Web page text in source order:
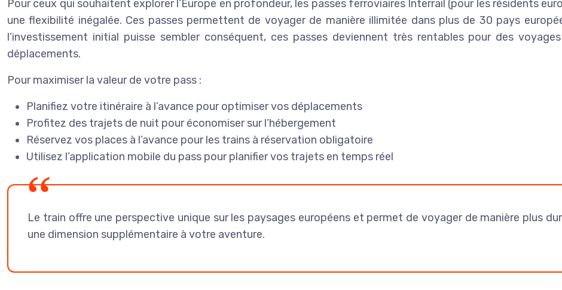
Pour ceux qui souhaitent explorer l’Europe en profondeur, les passes ferroviaires Interrail (pour les résidents
une flexibilité inégalée. Ces passes permettent de voyager de manière illimitée dans plus de 30 pays
l’investissement initial puisse sembler conséquent, ces passes deviennent très rentables pour des
déplacements.
Pour maximiser la valeur de votre pass :
Planifiez votre itinéraire à l’avance pour optimiser vos déplacements
Profitez des trajets de nuit pour économiser sur l’hébergement
Réservez vos places à l’avance pour les trains à réservation obligatoire
Utilisez l’application mobile du pass pour planifier vos trajets en temps réel
Le train offre une perspective unique sur les paysages européens et permet de voyager de manière plus
une dimension supplémentaire à votre aventure.